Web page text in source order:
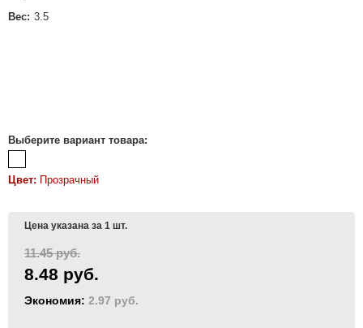
Вес: 3.5
Выберите вариант товара:
Цвет: Прозрачный
Цена указана за 1 шт.
11.45 руб.
8.48 руб.
Экономия: 2.97 руб.